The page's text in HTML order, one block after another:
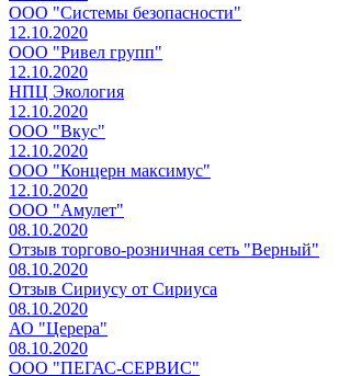
ООО "Системы безопасности"
12.10.2020
ООО "Ривел групп"
12.10.2020
НПЦ Экология
12.10.2020
ООО "Вкус"
12.10.2020
ООО "Концерн максимус"
12.10.2020
ООО "Амулет"
08.10.2020
Отзыв торгово-розничная сеть "Верный"
08.10.2020
Отзыв Сириусу от Сириуса
08.10.2020
АО "Церера"
08.10.2020
ООО "ПЕГАС-СЕРВИС"